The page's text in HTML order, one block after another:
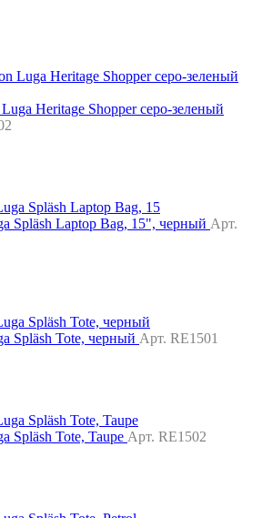
Heritage Shopper серо-зеленый
Spläsh Laptop Bag, 15", черный Арт.
Spläsh Tote, черный Арт. RE1501
Spläsh Tote, Taupe Арт. RE1502